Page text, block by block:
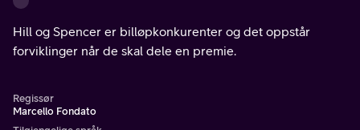
Hill og Spencer er billøpkonkurenter og det oppstår
forviklinger når de skal dele en premie.
Regissør
Marcello Fondato